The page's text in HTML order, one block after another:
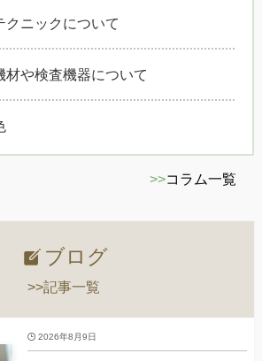
クニックについて
材や検査機器について
>>コラム一覧
ブログ
>>記事一覧
2026年8月9日